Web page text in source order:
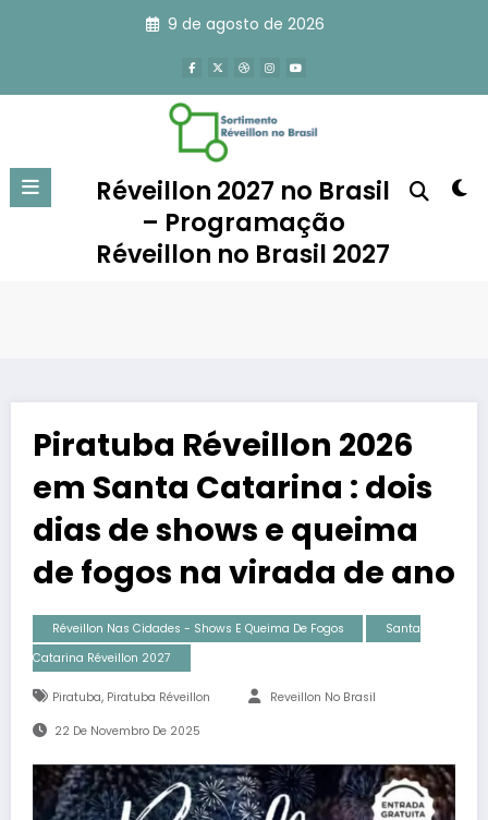
9 de agosto de 2026
Réveillon 2027 no Brasil
– Programação
Réveillon no Brasil 2027
Piratuba Réveillon 2026
em Santa Catarina : dois
dias de shows e queima
de fogos na virada de ano
Réveillon Nas Cidades - Shows E Queima De Fogos
Santa
Catarina Réveillon 2027
Piratuba, Piratuba Réveillon Reveillon No Brasil
22 De Novembro De 2025